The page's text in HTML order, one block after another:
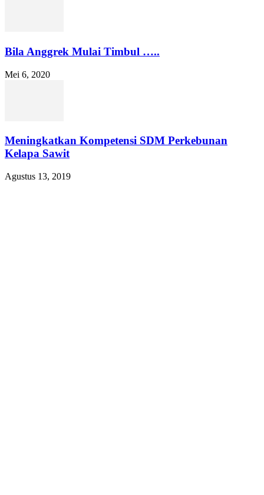
Bila Anggrek Mulai Timbul …..
Mei 6, 2020
Meningkatkan Kompetensi SDM Perkebunan
Kelapa Sawit
Agustus 13, 2019